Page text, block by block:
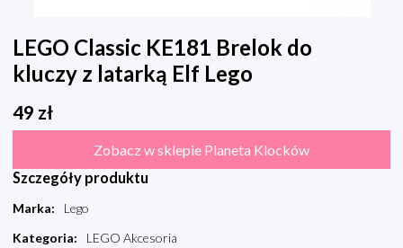
LEGO Classic KE181 Brelok do
kluczy z latarką Elf Lego
49 zł
Zobacz w sklepie Planeta Klocków
Szczegóły produktu
Marka:
Lego
Kategoria:
LEGO Akcesoria